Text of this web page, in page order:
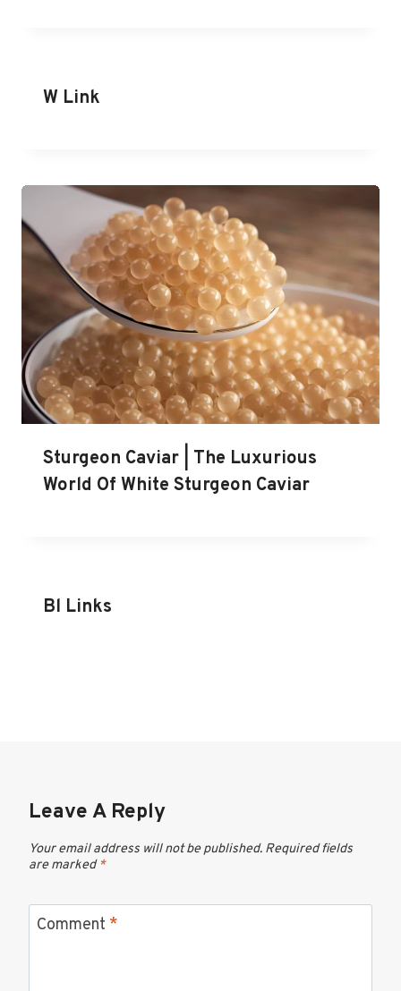
W Link
Sturgeon Caviar | The Luxurious
World Of White Sturgeon Caviar
Bl Links
Leave A Reply
Your email address will not be published. Required fields
are marked*
Comment *